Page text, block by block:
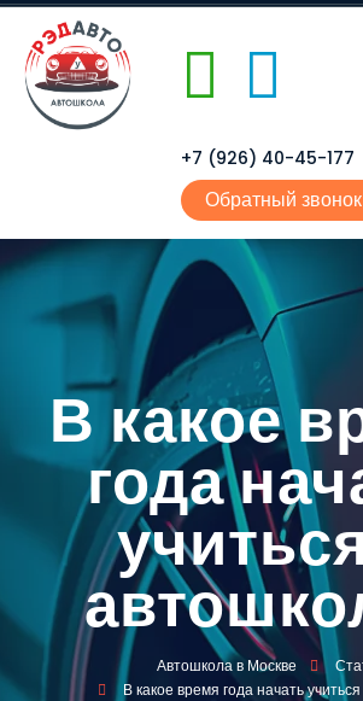
+7 (926) 40-45-177
Обратный звонок
В какое
года
Автошкола в Москве
В какое время года начать